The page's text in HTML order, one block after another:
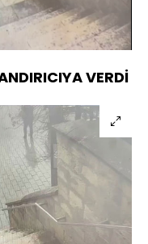
Oynatma
Hızı
VERDİ